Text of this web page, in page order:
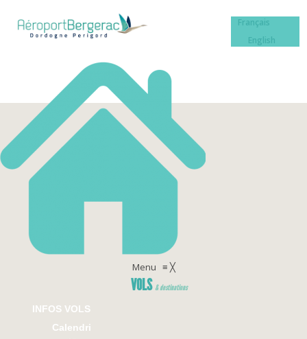
Français
English
Menu ≡╳
VOLS & destinations
INFOS VOLS
Calendri